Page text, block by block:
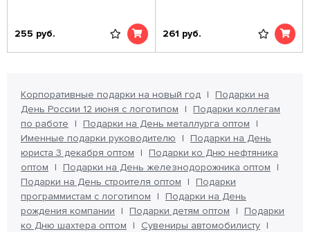
255 руб. 261 руб.
Корпоративные подарки на новый год
Подарки на
День России 12 июня с логотипом
Подарки коллегам
по работе
Подарки на День металлурга оптом
Именные подарки руководителю
Подарки на День
юриста 3 декабря оптом
Подарки ко Дню нефтяника
оптом
Подарки на День железнодорожника оптом
Подарки на День строителя оптом
Подарки
программистам с логотипом
Подарки на День
рождения компании
Подарки детям оптом
Подарки
ко Дню шахтера оптом
Сувениры автомобилисту